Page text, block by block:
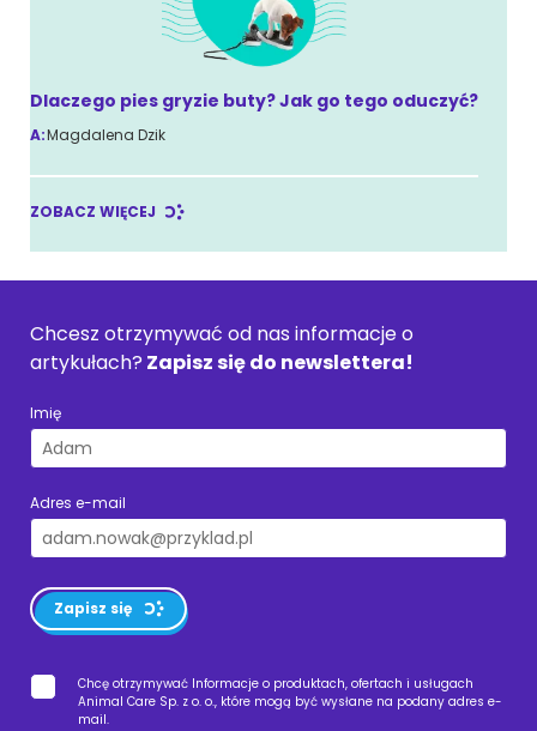
Dlaczego pies gryzie buty? Jak go tego oduczyć?
A:Magdalena Dzik
ZOBACZ WIĘCEJ
Chcesz otrzymywać od nas informacje o
artykułach? Zapisz się do newslettera!
Imię
Adres e-mail
Zapisz się
Chcę otrzymywać Informacje o produktach, ofertach i usługach
Animal Care Sp. z o. o., które mogą być wysłane na podany adres e-
mail.